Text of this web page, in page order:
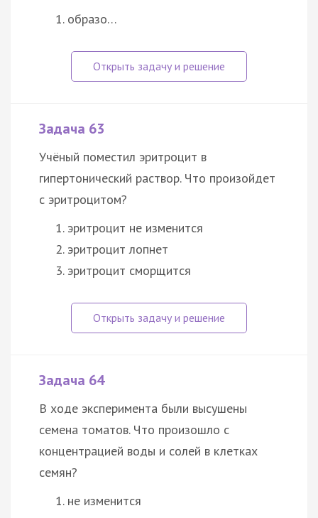
образо…
Задача 63
Учёный поместил эритроцит в
гипертонический раствор. Что произойдет
с эритроцитом?
эритроцит не изменится
эритроцит лопнет
эритроцит сморщится
Задача 64
В ходе эксперимента были высушены
семена томатов. Что произошло с
концентрацией воды и солей в клетках
семян?
не изменится